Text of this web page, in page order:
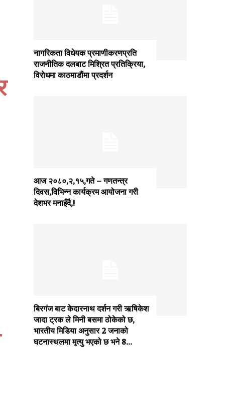
नागरिकता विधेयक प्रमाणीकरणप्रति
राजनीतिक दलबाट मिश्रित प्रतिक्रिया,
विराेधमा काठमाडाैंमा प्रदर्शन
आज २०८०,२,१५,गते – गणतन्त्र
दिवस,विभिन्न कार्यक्रम आयोजना गरी
देशभर मनाइँदै,!
बिरगंज बाट केदारनाथ दर्शन गरी ऋषिकेश
जादा ट्रक ले मिनी बसमा ठोकेको छ,
भारतीय मिडिया अनुसार 2 जनाको
घटनास्थलमा मृत्यु भएको छ भने 8...